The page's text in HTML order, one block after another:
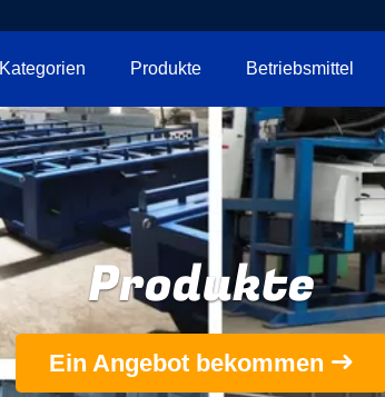
Kategorien Produkte Betriebsmittel
Produkte
Ein Angebot bekommen